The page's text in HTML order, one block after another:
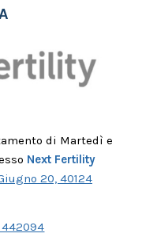
di Martedì e
Next Fertility
20, 40124
442094